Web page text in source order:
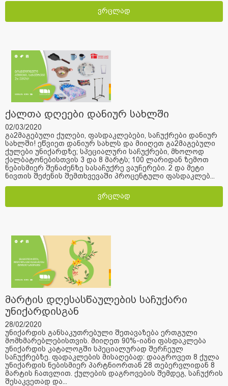
ვრცლად
ქალთა დღეები დანიურ სახლში
02/03/2020
გა2მაგებული ქულები, ფასდაკლებები, საჩუქრები დანიურ
სახლში! ეწვიეთ დანიურ სახლს და მიიღეთ გა2მაგებული
ქულები უნიქარდზე; სპეციალური საჩუქრები, მხოლოდ
ქალბატონებისთვის 3 და 8 მარტს; 100 ლარიდან ზემოთ
ნებისმიერ შენაძენზე სასაჩუქრე ვაუჩერები. 2 და მეტი
ნივთის შეძენის შემთხვევაში პროცენტული ფასდაკლებ...
ვრცლად
მარტის დღესასწაულების საჩუქარი
უნიქარდისგან
28/02/2020
უნიქარდის განსაკუთრებული შეთავაზება ერთგული
მომხმარებლებისთვის. მიიღეთ 90%-იანი ფასდაკლება
უნიქარდის კატალოგში სპეციალურად შერჩეულ
საჩუქრებზე. ფადაკლების მისაღებად: დააგროვეთ 8 ქულა
უნიქარდის ნებისმიერ პარტნიორთან 28 თებერვლიდან 8
მარტის ჩათვლით. ქულების დაგროვების შემდეგ, საჩუქრის
შესაკვეთად და...